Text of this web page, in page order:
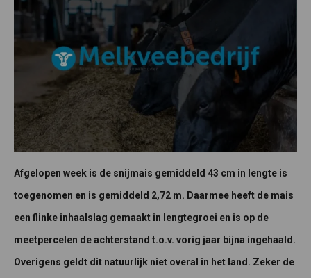
Afgelopen week is de snijmais gemiddeld 43 cm in lengte is
toegenomen en is gemiddeld 2,72 m. Daarmee heeft de mais
een flinke inhaalslag gemaakt in lengtegroei en is op de
meetpercelen de achterstand t.o.v. vorig jaar bijna ingehaald.
Overigens geldt dit natuurlijk niet overal in het land. Zeker de